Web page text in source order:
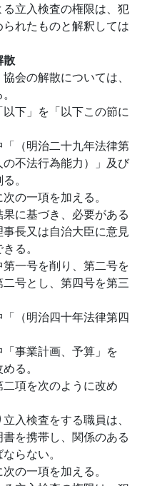
立入検査の権限は、犯
れたものと解釈しては
協会の解散については、
下」を「以下この節に
（明治二十九年法律第
不法行為能力）」及び
。
の一項を加える。
に基づき、必要がある
長又は自治大臣に意見
る。
一号を削り、第二号を
号とし、第四号を第三
（明治四十年法律第四
事業計画、予算」を
る。
項を次のように改め
入検査をする職員は、
を携帯し、関係のある
らない。
の一項を加える。